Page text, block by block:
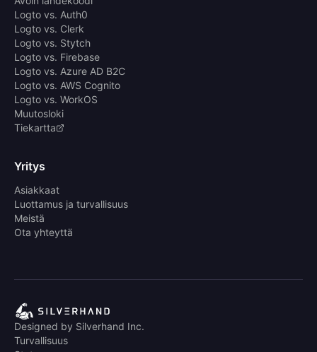
Logto vs. Auth0
Logto vs. Clerk
Logto vs. Stytch
Logto vs. Firebase
Logto vs. Azure AD B2C
Logto vs. AWS Cognito
Logto vs. WorkOS
Muutosloki
Tiekartta
Yritys
Asiakkaat
Luottamus ja turvallisuus
Meistä
Ota yhteyttä
Designed by Silverhand Inc.
Turvallisuus